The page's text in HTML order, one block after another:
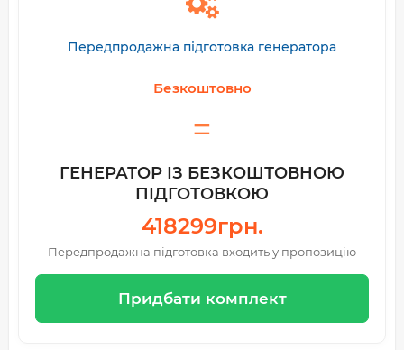
Передпродажна підготовка генератора
Безкоштовно
ГЕНЕРАТОР ІЗ БЕЗКОШТОВНОЮ
ПІДГОТОВКОЮ
418299грн.
Передпродажна підготовка входить у пропозицію
Придбати комплект